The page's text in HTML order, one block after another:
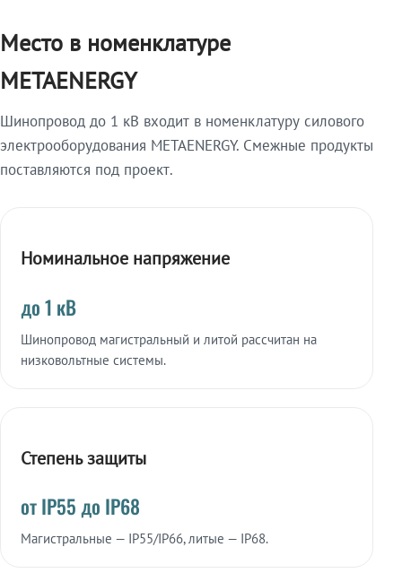
Место в номенклатуре
METAENERGY
Шинопровод до 1 кВ входит в номенклатуру силового
электрооборудования METAENERGY. Смежные продукты
поставляются под проект.
Номинальное напряжение
до 1 кВ
Шинопровод магистральный и литой рассчитан на
низковольтные системы.
Степень защиты
от IP55 до IP68
Магистральные — IP55/IP66, литые — IP68.